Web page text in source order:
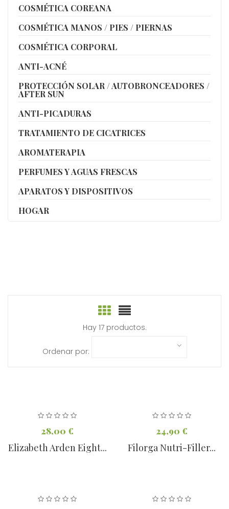
COSMÉTICA COREANA
COSMÉTICA MANOS / PIES / PIERNAS
COSMÉTICA CORPORAL
ANTI-ACNÉ
PROTECCIÓN SOLAR / AUTOBRONCEADORES /
AFTER SUN
ANTI-PICADURAS
TRATAMIENTO DE CICATRICES
AROMATERAPIA
PERFUMES Y AGUAS FRESCAS
APARATOS Y DISPOSITIVOS
HOGAR
Hay 17 productos.
Ordenar por:
28,00 €
Elizabeth Arden Eight...
24,90 €
Filorga Nutri-Filler...